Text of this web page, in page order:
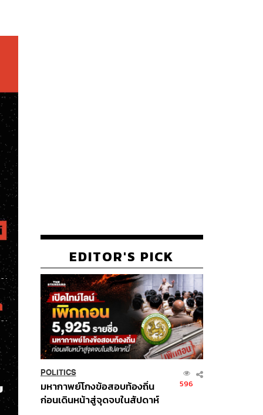
EDITOR'S PICK
POLITICS
มหากาพย์โกงข้อสอบท้องถิ่น
ก่อนเดินหน้าสู่จุดจบในสัปดาห์
596